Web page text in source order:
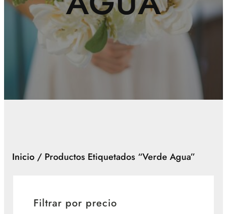
Inicio/ Productos Etiquetados “verde Agua”
Filtrar por precio